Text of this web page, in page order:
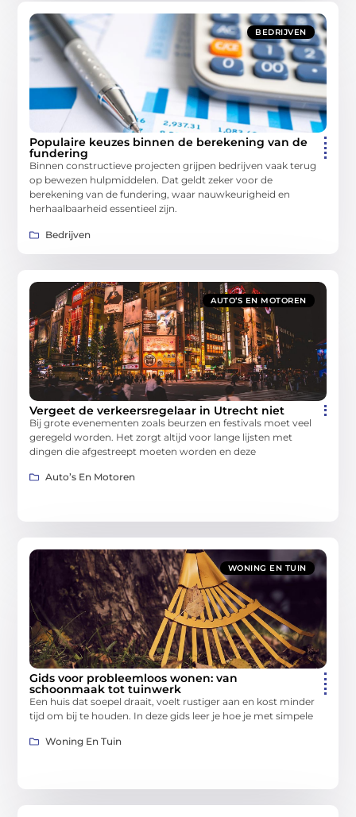
BEDRIJVEN
Populaire keuzes binnen de berekening van de
fundering
Binnen constructieve projecten grijpen bedrijven vaak terug
op bewezen hulpmiddelen. Dat geldt zeker voor de
berekening van de fundering, waar nauwkeurigheid en
herhaalbaarheid essentieel zijn.
Bedrijven
AUTO’S EN MOTOREN
Vergeet de verkeersregelaar in Utrecht niet
Bij grote evenementen zoals beurzen en festivals moet veel
geregeld worden. Het zorgt altijd voor lange lijsten met
dingen die afgestreept moeten worden en deze
Auto’s En Motoren
WONING EN TUIN
Gids voor probleemloos wonen: van
schoonmaak tot tuinwerk
Een huis dat soepel draait, voelt rustiger aan en kost minder
tijd om bij te houden. In deze gids leer je hoe je met simpele
Woning En Tuin